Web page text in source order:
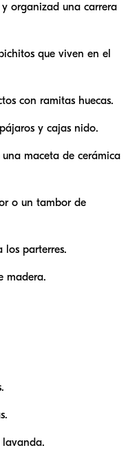
organizad una carrera
que viven en el
con ramitas huecas.
y cajas nido.
maceta de cerámica
o un tambor de
parterres.
madera.
lavanda.